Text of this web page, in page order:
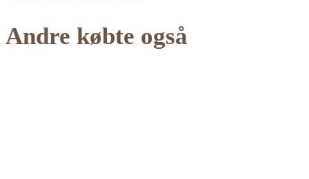
Andre købte også